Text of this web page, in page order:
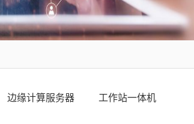
边缘计算服务器 工作站一体机